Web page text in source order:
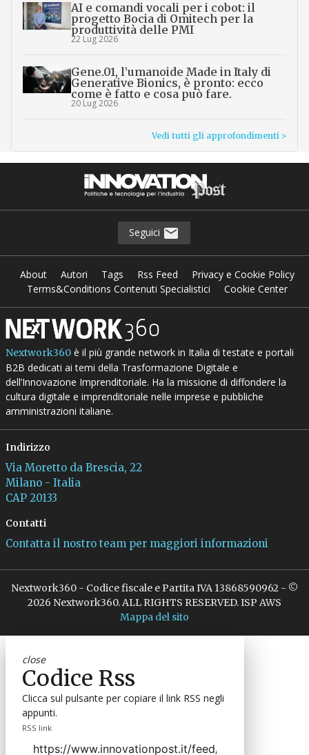
AI e comandi vocali per i cobot: il
progetto Bocia di Omitech per la
produttività delle PMI
22 Lug 2026
Gene.01, l’umanoide Made in Italy di
Generative Bionics, è pronto: ecco
come è fatto e cosa può fare.
20 Lug 2026
Vedi tutti gli approfondimenti >
Seguici
About Autori Tags Rss Feed
Privacy e Cookie Policy
Terms&Conditions Contenuti Specialistici
Cookie Center
Nextwork360è il più grande network in Italia di testate e portali
B2B dedicati ai temi della Trasformazione Digitale e
dell’Innovazione Imprenditoriale. Ha la missione di diffondere la
cultura digitale e imprenditoriale nelle imprese e pubbliche
amministrazioni italiane.
Indirizzo
Via Moretto da Brescia, 22
Milano - Italia
CAP 20133
Contatti
Contatta il nostro team per maggiori informazioni
Nextwork360 - Codice fiscale e Partita IVA 13868590962 - ©
2026 Nextwork360. ALL RIGHTS RESERVED. ISP AWS
Mappa del sito
close
Codice Rss
Clicca sul pulsante per copiare il link RSS negli
appunti.
RSS link